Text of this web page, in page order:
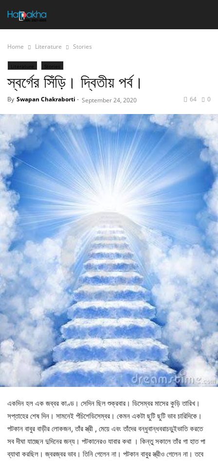
Home Literature Stories
Literature Stories
স্বর্গের সিঁড়ি। দ্বিতীয় পর্ব।
By Swapan Chakraborti - September 24, 2020 0
64
একদিন হল এক জব্বর কাণ্ড। সেদিন ছিল শুক্রবার। ডিসেম্বর মাসের কুড়ি তারিখ।
সপ্তাহের শেষ দিন। সামনেই পঁচিশেডিসেম্বর। কেমন একটা ছুটি ছুটি ভাব চারিদিকে।
পটকান বাবুর বাড়ীর লোকজন,তাঁর স্ত্রী , মেয়ে এবং তাঁদের বন্ধুবান্ধবরাচড়ুইভাতি করতে
সব দীঘা যাচ্ছেন দুদিনের জন্য। পটকানেরও যাবার কথা । কিন্তু সকালে তাঁর গা হাত পা
ব্যাথা করছিল। জ্বরজ্বর ভাব। তিনি গেলেন না। পটকান বাবুর স্ত্রীও গেলেন না। তবে